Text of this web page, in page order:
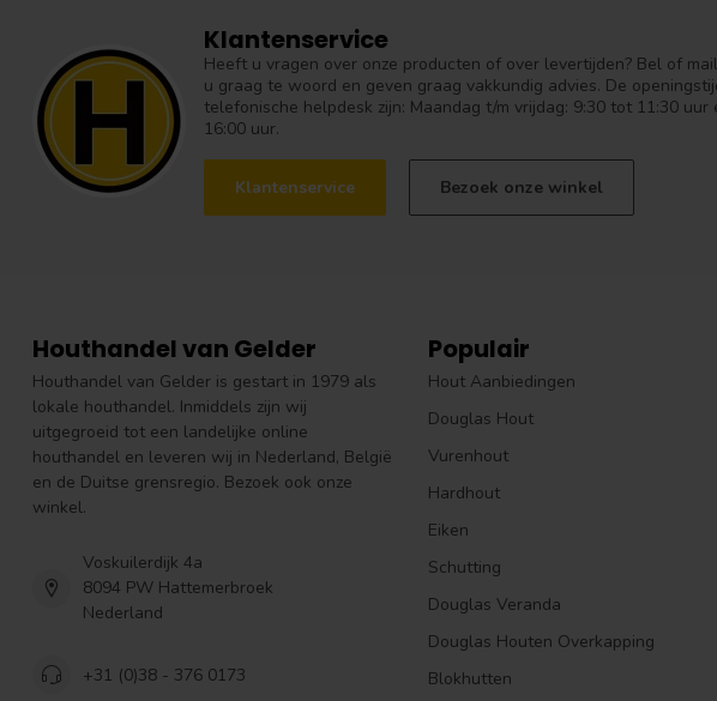
Klantenservice
Heeft u vragen over onze producten of over levertijden? Bel of
u graag te woord en geven graag vakkundig advies. De
telefonische helpdesk zijn: Maandag t/m vrijdag: 9:30 tot 11:30 uur
16:00 uur.
Klantenservice Bezoek onze winkel
Houthandel van Gelder
Houthandel van Gelder is gestart in 1979 als
lokale houthandel. Inmiddels zijn wij
uitgegroeid tot een landelijke online
houthandel en leveren wij in Nederland, België
en de Duitse grensregio. Bezoek ook onze
winkel.
Voskuilerdijk 4a
8094 PW Hattemerbroek
Nederland
+31 (0)38 - 376 0173
Populair
Hout Aanbiedingen
Douglas Hout
Vurenhout
Hardhout
Eiken
Schutting
Douglas Veranda
Douglas Houten Overkapping
Blokhutten